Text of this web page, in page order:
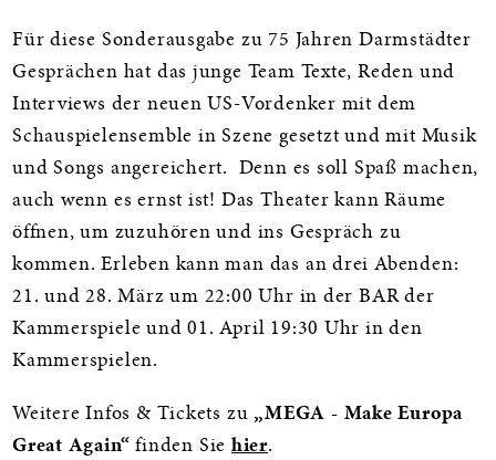
Für diese Sonderausgabe zu 75 Jahren Darmstädter
Gesprächen hat das junge Team Texte, Reden und
Interviews der neuen US-Vordenker mit dem
Schauspielensemble in Szene gesetzt und mit Musik
und Songs angereichert. Denn es soll Spaß machen,
auch wenn es ernst ist! Das Theater kann Räume
öffnen, um zuzuhören und ins Gespräch zu
kommen. Erleben kann man das an drei Abenden:
21. und 28. März um 22:00 Uhr in der BAR der
Kammerspiele und 01. April 19:30 Uhr in den
Kammerspielen.
Weitere Infos & Tickets zu„MEGA - Make Europa
Great Again“ finden Sie hier.